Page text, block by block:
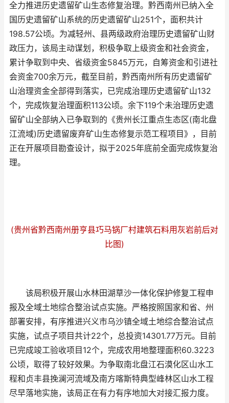
全力推进历史遗留矿山生态修复治理。黔西南州已纳入全
国历史遗留矿山系统的历史遗留矿山251个，面积共计
198.57公顷。为减轻州、县两级政府治理历史遗留矿山财
政压力，该局主动谋划，积极争取上级资金和社会资金，
累计争取到中央、省级资金5845万元，自筹资金和引进社
会资金700余万元，截至目前，黔西南州所有历史遗留矿
山治理资金全部得到落实，已完成治理历史遗留矿山132
个，完成恢复治理面积113公顷。余下119个未治理历史遗
留矿山全部纳入已争取到的《贵州长江重点生态区(南北盘
江流域)历史遗留废弃矿山生态修复示范工程项目》，目前
正在开展项目勘查设计，拟于2025年底前全面完成恢复治
理。
(贵州省黔西南州册亨县巧马锅厂村建筑石料用灰岩前后对
比图)
该局积极开展山水林田湖草沙一体化保护修复工程申
报及全域土地综合整治试点实施。严格按照国家和省、州
部署安排，有序推进兴义市乌沙镇全域土地综合整治试点
实施，试点子项目共计22个，总投资14301.77万元。目前
已完成竣工验收项目12个，完成农用地整理面积60.3223
公顷，取得了较好效果。为争取南北盘江石漠化区山水工
程和贞丰县挽澜河流域及南方喀斯特典型峰林区山水工程
尽早落地实施，该局正在有力有序地加大对接汇报力度。